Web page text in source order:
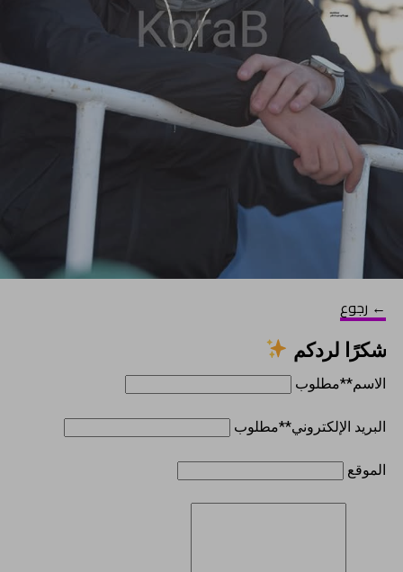
← رجوع
شكرًا لردكم
الاسم**مطلوب
البريد الإلكتروني**مطلوب
الموقع